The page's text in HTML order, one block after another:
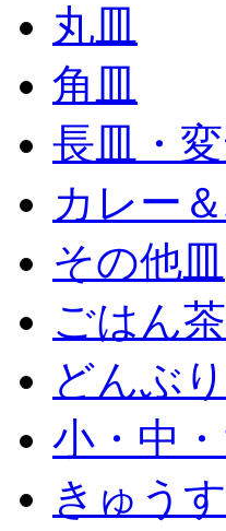
丸皿
角皿
長皿・変
カレー
その他皿
ごはん
どんぶり
小・中
きゅうす